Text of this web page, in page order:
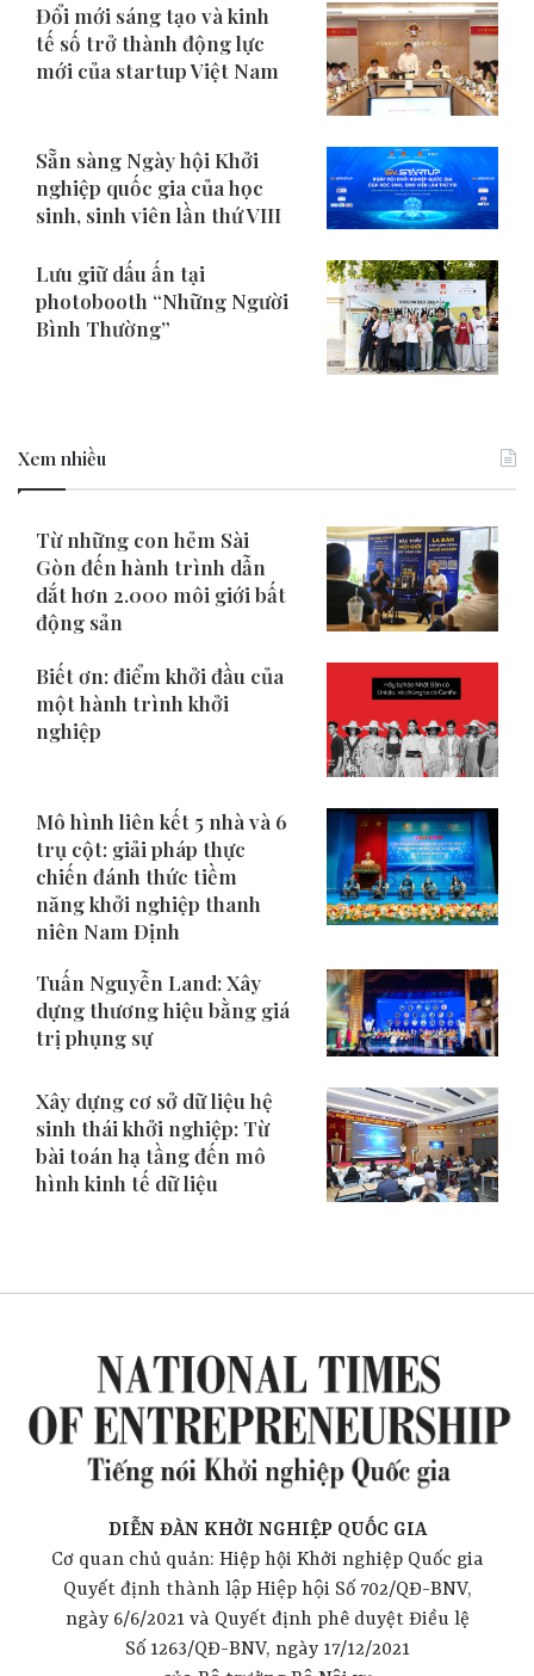
Đổi mới sáng tạo và kinh
tế số trở thành động lực
mới của startup Việt Nam
Sẵn sàng Ngày hội Khởi
nghiệp quốc gia của học
sinh, sinh viên lần thứ VIII
Lưu giữ dấu ấn tại
photobooth “Những Người
Bình Thường”
Xem nhiều
Từ những con hẻm Sài
Gòn đến hành trình dẫn
dắt hơn 2.000 môi giới bất
động sản
Biết ơn: điểm khởi đầu của
một hành trình khởi
nghiệp
Mô hình liên kết 5 nhà và 6
trụ cột: giải pháp thực
chiến đánh thức tiềm
năng khởi nghiệp thanh
niên Nam Định
Tuấn Nguyễn Land: Xây
dựng thương hiệu bằng giá
trị phụng sự
Xây dựng cơ sở dữ liệu hệ
sinh thái khởi nghiệp: Từ
bài toán hạ tầng đến mô
hình kinh tế dữ liệu
DIỄN ĐÀN KHỞI NGHIỆP QUỐC GIA
Cơ quan chủ quản: Hiệp hội Khởi nghiệp Quốc gia
Quyết định thành lập Hiệp hội Số 702/QĐ-BNV,
ngày 6/6/2021 và Quyết định phê duyệt Điều lệ
Số 1263/QĐ-BNV, ngày 17/12/2021